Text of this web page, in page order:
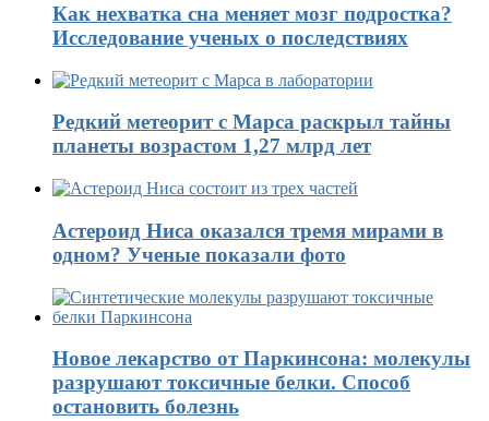
Как нехватка сна меняет мозг подростка?
Исследование ученых о последствиях
Редкий метеорит с Марса раскрыл тайны
планеты возрастом 1,27 млрд лет
Астероид Ниса оказался тремя мирами в
одном? Ученые показали фото
Новое лекарство от Паркинсона: молекулы
разрушают токсичные белки. Способ
остановить болезнь